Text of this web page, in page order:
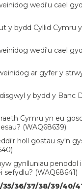
wedi'u cael
y bydd Cyllid Cymru
wedi'u cael
ar gyfer y
y bydd y Banc
Cymru yn eu
(WAQ68639)
holl gostau sy'n
gynlluniau penodol
(WAQ68641)
36/37/38/39/40/